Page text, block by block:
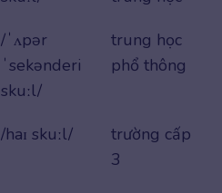
/ˈʌpər
ˈsekənderi
skuːl/
trung học
phổ thông
/haɪ skuːl/
trường cấp
3